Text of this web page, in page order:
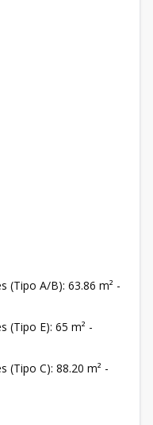
(Tipo A/B): 63.86 m² -
(Tipo E): 65 m² -
(Tipo C): 88.20 m² -